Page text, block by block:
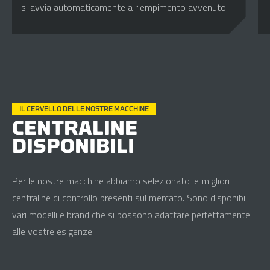
si avvia automaticamente a riempimento avvenuto.
IL CERVELLO DELLE NOSTRE MACCHINE
CENTRALINE
DISPONIBILI
Per le nostre macchine abbiamo selezionato le migliori
centraline di controllo presenti sul mercato. Sono disponibili
vari modelli e brand che si possono adattare perfettamente
alle vostre esigenze.